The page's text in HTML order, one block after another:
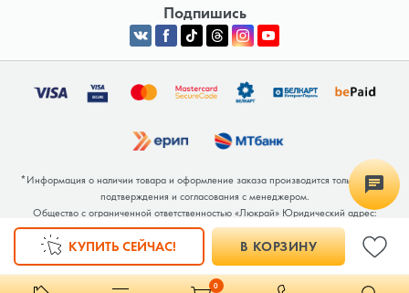
0
В КОРЗИНУ
КУПИТЬ СЕЙЧАС!
Подпишись
*Информация о наличии товара и оформление заказа производится только после
подтверждения и согласования с менеджером.
Общество с ограниченной ответственностью «Люкрай» Юридический адрес:
220062, г. Минск, ул. Тимирязева, дом 123, корп. 2, оф. 367/2 Почтовый адрес:
220062, г. Минск, ул. Тимирязева, дом 123, корп. 2, оф. 367/2 УНП 691764371
Интернет-магазин зарегистрирован в Торговом реестре РБ под номером 768117 от
04.02.2026.